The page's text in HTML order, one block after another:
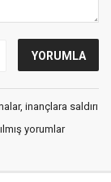
inançlara saldırı
yorumlar